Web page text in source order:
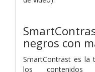
negros con
SmartContrast es la
los contenidos